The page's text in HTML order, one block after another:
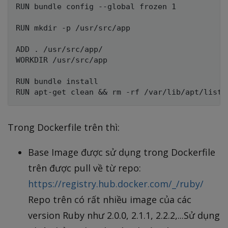
RUN bundle config --global frozen 1
RUN mkdir -p /usr/src/app
ADD . /usr/src/app/
WORKDIR /usr/src/app
RUN bundle install
Trong Dockerfile trên thì:
Base Image được sử dụng trong Dockerfile
trên được pull về từ repo:
https://registry.hub.docker.com/_/ruby/
Repo trên có rất nhiều image của các
version Ruby như 2.0.0, 2.1.1, 2.2.2,...Sử dụng